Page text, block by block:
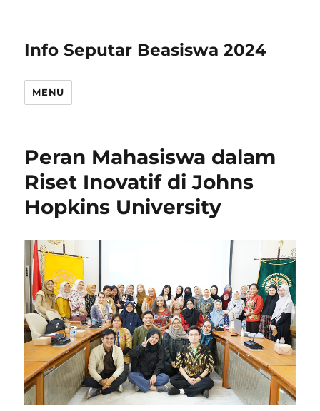
Info Seputar Beasiswa 2024
MENU
Peran Mahasiswa dalam
Riset Inovatif di Johns
Hopkins University